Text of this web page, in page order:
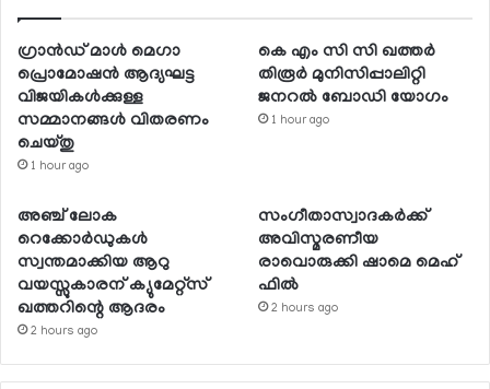
ഗ്രാന്‍ഡ് മാള്‍ മെഗാ
പ്രൊമോഷന്‍ ആദ്യഘട്ട
വിജയികള്‍ക്കുള്ള
സമ്മാനങ്ങള്‍ വിതരണം
ചെയ്തു
1 hour ago
കെ എം സി സി ഖത്തര്‍
തിരൂര്‍ മുനിസിപ്പാലിറ്റി
ജനറല്‍ ബോഡി യോഗം
1 hour ago
അഞ്ച് ലോക
റെക്കോര്‍ഡുകള്‍
സ്വന്തമാക്കിയ ആറു
വയസ്സുകാരന് ക്യുമേറ്റ്‌സ്
ഖത്തറിന്റെ ആദരം
2 hours ago
സംഗീതാസ്വാദകര്‍ക്ക്
അവിസ്മരണീയ
രാവൊരുക്കി ഷാമെ മെഹ്
ഫില്‍
2 hours ago